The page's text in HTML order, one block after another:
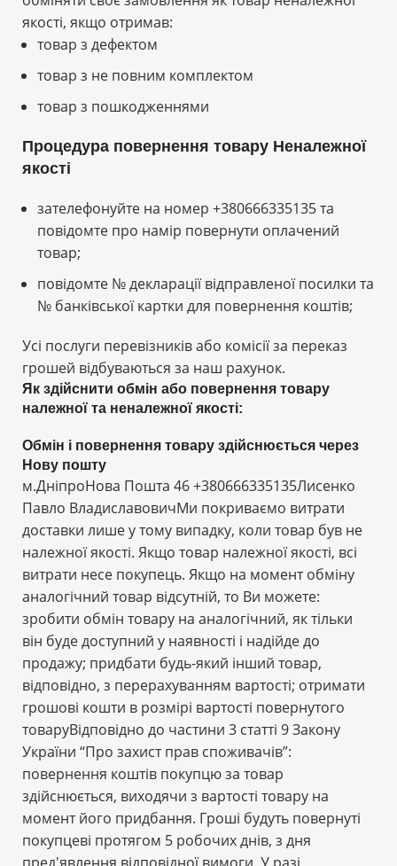
якості, якщо отримав:
товар з дефектом
товар з не повним комплектом
товар з пошкодженнями
Процедура повернення товару Неналежної
якості
зателефонуйте на номер +380666335135 та
повідомте про намір повернути оплачений
товар;
повідомте № декларації відправленої посилки та
№ банківської картки для повернення коштів;
Усі послуги перевізників або комісії за переказ
грошей відбуваються за наш рахунок.
Як здійснити обмін або повернення товару
належної та неналежної якості:
Обмін і повернення товару здійснюється через
Нову пошту
м.ДніпроНова Пошта 46 +380666335135Лисенко
Павло ВладиславовичМи покриваємо витрати
доставки лише у тому випадку, коли товар був не
належної якості. Якщо товар належної якості, всі
витрати несе покупець. Якщо на момент обміну
аналогічний товар відсутній, то Ви можете:
зробити обмін товару на аналогічний, як тільки
він буде доступний у наявності і надійде до
продажу; придбати будь-який інший товар,
відповідно, з перерахуванням вартості; отримати
грошові кошти в розмірі вартості повернутого
товаруВідповідно до частини 3 статті 9 Закону
України “Про захист прав споживачів”:
повернення коштів покупцю за товар
здійснюється, виходячи з вартості товару на
момент його придбання. Гроші будуть повернуті
покупцеві протягом 5 робочих днів, з дня